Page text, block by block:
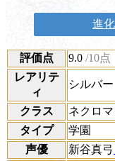
進
評価点 9.0 /10点
レアリテ
ィ
シルバー
クラス
ネクロ
タイプ
学園
声優
新谷真弓